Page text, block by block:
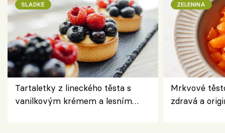
SLADKÉ
Tartaletky z lineckého těsta s
vanilkovým krémem a lesním
ZELENINA
Mrkvové
zdravá a